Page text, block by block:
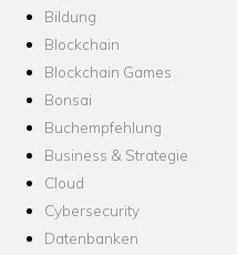
Bildung
Blockchain
Blockchain Games
Bonsai
Buchempfehlung
Business & Strategie
Cloud
Cybersecurity
Datenbanken